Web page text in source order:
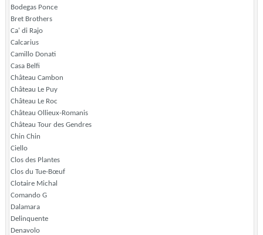
Bodegas Ponce
Bret Brothers
Ca' di Rajo
Calcarius
Camillo Donati
Casa Belfi
Château Cambon
Château Le Puy
Château Le Roc
Château Ollieux-Romanis
Château Tour des Gendres
Chin Chin
Ciello
Clos des Plantes
Clos du Tue-Bœuf
Clotaire Michal
Comando G
Dalamara
Delinquente
Denavolo